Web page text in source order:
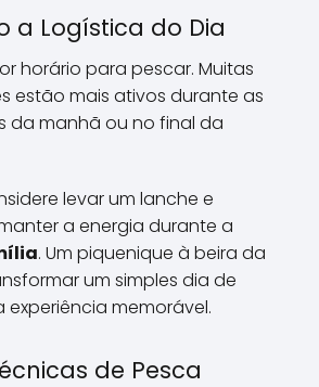
a Logística do Dia
horário para pescar. Muitas
estão mais ativos durante as
da manhã ou no final da
levar um lanche e
a energia durante a
. Um piquenique à beira da
um simples dia de
experiência memorável.
de Pesca